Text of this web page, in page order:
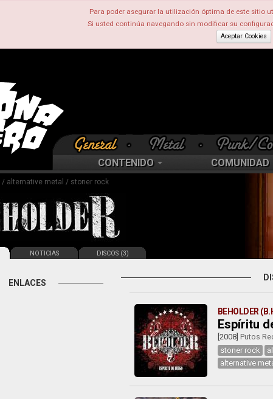
Para poder asegurar la utilización óptima de este sitio
Si usted continúa navegando sin modificar su
Aceptar Cookies
CONTENIDO COMUNIDAD
/ alternative metal / stoner rock
NOTICIAS DISCOS (3)
ENLACES
BEHOLDER
Espíritu
[2008] Putos
stoner rock
alternative